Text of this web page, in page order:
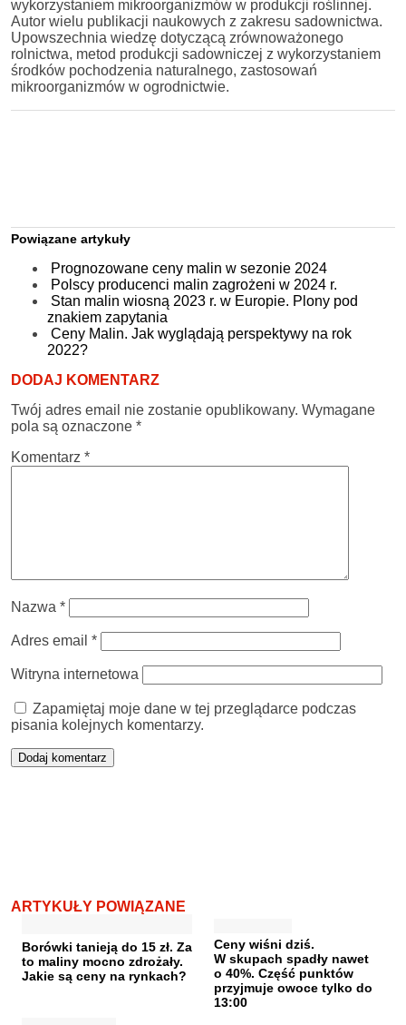
wykorzystaniem mikroorganizmów w produkcji roślinnej.
Autor wielu publikacji naukowych z zakresu sadownictwa.
Upowszechnia wiedzę dotyczącą zrównoważonego
rolnictwa, metod produkcji sadowniczej z wykorzystaniem
środków pochodzenia naturalnego, zastosowań
mikroorganizmów w ogrodnictwie.
Powiązane artykuły
Prognozowane ceny malin w sezonie 2024
Polscy producenci malin zagrożeni w 2024 r.
Stan malin wiosną 2023 r. w Europie. Plony pod
znakiem zapytania
Ceny Malin. Jak wyglądają perspektywy na rok
2022?
DODAJ KOMENTARZ
Twój adres email nie zostanie opublikowany. Wymagane
pola są oznaczone *
Komentarz *
Nazwa *
Adres email *
Witryna internetowa
Zapamiętaj moje dane w tej przeglądarce podczas
pisania kolejnych komentarzy.
ARTYKUŁY POWIĄZANE
Borówki tanieją do 15 zł. Za
to maliny mocno zdrożały.
Jakie są ceny na rynkach?
Ceny wiśni dziś.
W skupach spadły nawet
o 40%. Część punktów
przyjmuje owoce tylko do
13:00